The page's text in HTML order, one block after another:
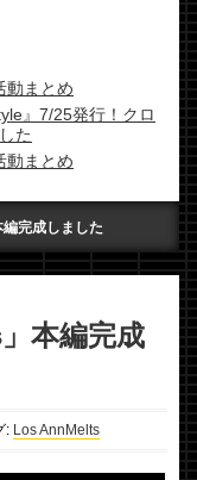
動まとめ
』7/25発行！クロ
た
動まとめ
完成しました
本編完成
: Los AnnMelts